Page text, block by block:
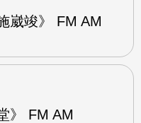
崴竣》 FM AM
》 FM AM